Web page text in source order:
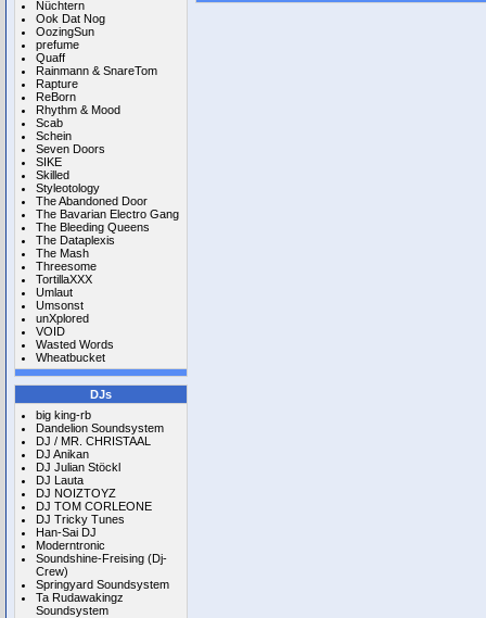
Nüchtern
Ook Dat Nog
OozingSun
prefume
Quaff
Rainmann & SnareTom
Rapture
ReBorn
Rhythm & Mood
Scab
Schein
Seven Doors
SIKE
Skilled
Styleotology
The Abandoned Door
The Bavarian Electro Gang
The Bleeding Queens
The Dataplexis
The Mash
Threesome
TortillaXXX
Umlaut
Umsonst
unXplored
VOID
Wasted Words
Wheatbucket
DJs
big king-rb
Dandelion Soundsystem
DJ / MR. CHRISTAAL
DJ Anikan
DJ Julian Stöckl
DJ Lauta
DJ NOIZTOYZ
DJ TOM CORLEONE
DJ Tricky Tunes
Han-Sai DJ
Moderntronic
Soundshine-Freising (Dj-
Crew)
Springyard Soundsystem
Ta Rudawakingz
Soundsystem